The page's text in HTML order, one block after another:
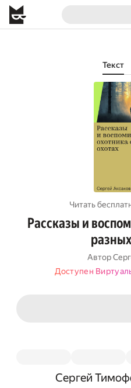
Текст
Читать
Рассказы и
Автор
Доступен
Сергей